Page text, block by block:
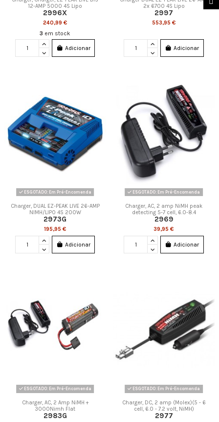
12-AMP 5000 4S Lipo
2996X
240,99 €
3 em stock
Adicionar
2x 6700 4S Lipo
2997
553,95 €
Adicionar
ESGOTADO: Em Pré-Encomenda
Charger, DUAL EZ-PEAK LIVE 26-AMP
NIMH/LIPO 4S 200W
2973G
195,95 €
Adicionar
ESGOTADO: Em Pré-Encomenda
Charger, AC, 2 amp NiMH peak
detecting 5-7 cell, 6.0-8.4
2969
39,95 €
Adicionar
ESGOTADO: Em Pré-Encomenda
Charger, AC, 2 Amp NiMH +
3000Nimh Flat
2983G
ESGOTADO: Em Pré-Encomenda
Charger, DC, 2 amp (Molex)(5 - 6
cell, 6.0 - 7.2 volt, NiMH)
2977